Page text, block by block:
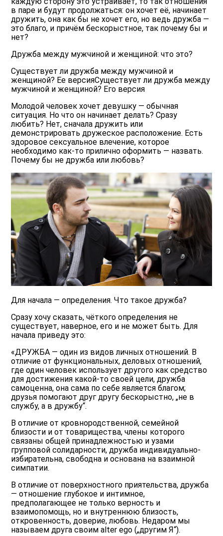
в паре и будут продолжаться: он хочет её, начинает
дружить, она как бы не хочет его, но ведь дружба —
это благо, и причём бескорыстное, так почему бы и
нет?
Дружба между мужчиной и женщиной: что это?
Существует ли дружба между мужчиной и
женщиной? Ее версияСуществует ли дружба между
мужчиной и женщиной? Его версия
Молодой человек хочет девушку — обычная
ситуация. Но что он начинает делать? Сразу
любить? Нет, сначала дружить или
демонстрировать дружеское расположение. Есть
здоровое сексуальное влечение, которое
необходимо как-то прилично оформить — назвать.
Почему бы не дружба или любовь?
Для начала — определения. Что такое дружба?
Сразу хочу сказать, чёткого определения не
существует, наверное, его и не может быть. Для
начала приведу это:
«ДРУЖБА — один из видов личных отношений. В
отличие от функциональных, деловых отношений,
где один человек использует другого как средство
для достижения какой-то своей цели, дружба
самоценна, она сама по себе является благом;
друзья помогают друг другу бескорыстно, „не в
службу, а в дружбу“.
В отличие от кровнородственной, семейной
близости и от товарищества, члены которого
связаны общей принадлежностью и узами
групповой солидарности, дружба индивидуально-
избирательна, свободна и основана на взаимной
симпатии.
В отличие от поверхностного приятельства, дружба
— отношение глубокое и интимное,
предполагающее не только верность и
взаимопомощь, но и внутреннюю близость,
откровенность, доверие, любовь. Недаром мы
называем друга своим alter ego („другим Я“).